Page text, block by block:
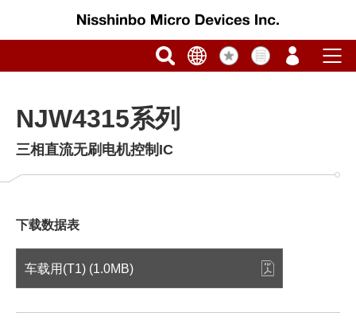
NJW4315系列
三相直流无刷电机控制IC
下载数据表
车载用(T1) (1.0MB)